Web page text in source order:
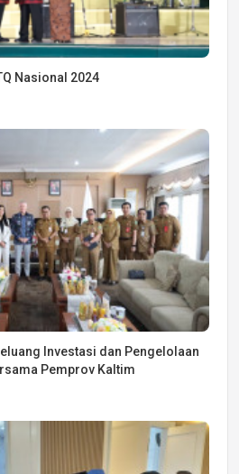
Nasional 2024
Investasi dan Pengelolaan
Pemprov Kaltim